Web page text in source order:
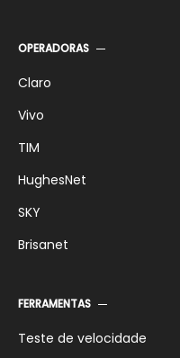
OPERADORAS
Claro
Vivo
TIM
HughesNet
SKY
Brisanet
FERRAMENTAS
Teste de velocidade